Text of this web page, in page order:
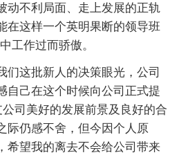
动不利局面、走上发展的正轨
在这样一个英明果断的领导班
工作过而骄傲。
们这批新人的决策眼光，公司
自己在这个时候向公司正式提
司美好的发展前景及良好的合
际仍感不舍，但今因个人原
希望我的离去不会给公司带来